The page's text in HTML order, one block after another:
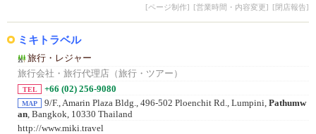
[ページ制作] [営業時間・内容変更] [閉店報告]
ミキトラベル
旅行・レジャー
旅行会社・旅行代理店（旅行・ツアー）
TEL +66 (02) 256-9080
MAP 9/F., Amarin Plaza Bldg., 496-502 Ploenchit Rd., Lumpini, Pathumw
an, Bangkok, 10330 Thailand
http://www.miki.travel